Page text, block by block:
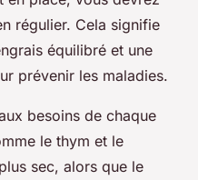
régulier. Cela signifie
équilibré et une
prévenir les maladies.
besoins de chaque
le thym et le
sec, alors que le